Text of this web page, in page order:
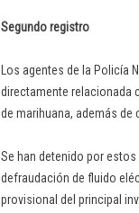
Segundo registro
Los agentes de la Policía
directamente relacionada
de marihuana, además
Se han detenido por
defraudación de fluido
provisional del principal